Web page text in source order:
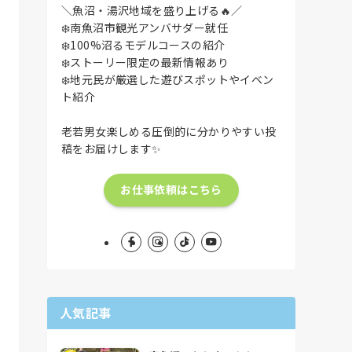
＼魚沼・湯沢地域を盛り上げる🔥／
❄️南魚沼市観光アンバサダー就任
❄️100%沼るモデルコースの紹介
❄️ストーリー限定の最新情報あり
❄️地元民が厳選した遊びスポットやイベン
ト紹介
老若男女楽しめる圧倒的に分かりやすい投
稿をお届けします✨
お仕事依頼はこちら
人気記事